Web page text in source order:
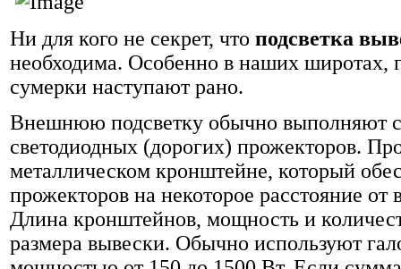
Ни для кого не секрет, что подсветка
необходима. Особенно в наших широтах,
сумерки наступают рано.
Внешнюю подсветку обычно выполняют
светодиодных (дорогих) прожекторов.
металлическом кронштейне, который
прожекторов на некоторое расстояние
Длина кронштейнов, мощность и
размера вывески. Обычно используют